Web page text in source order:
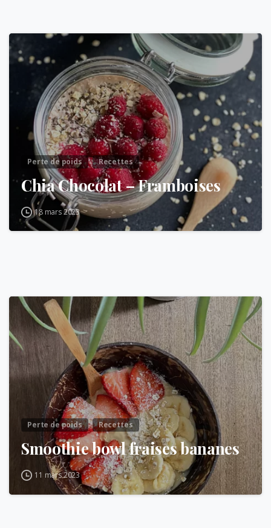
Perte de poids Recettes
Chia Chocolat – Framboises
18 mars 2023
Perte de poids Recettes
Smoothie bowl fraises bananes
11 mars 2023